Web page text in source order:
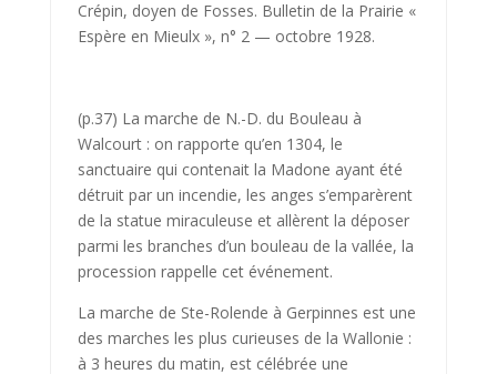
Crépin, doyen de Fosses. Bulletin de la Prairie «
Espère en Mieulx », n° 2 — octobre 1928.
(p.37) La marche de N.-D. du Bouleau à
Walcourt : on rapporte qu’en 1304, le
sanctuaire qui contenait la Madone ayant été
détruit par un incendie, les anges s’emparèrent
de la statue miraculeuse et allèrent la déposer
parmi les branches d’un bouleau de la vallée, la
procession rappelle cet événement.
La marche de Ste-Rolende à Gerpinnes est une
des marches les plus curieuses de la Wallonie :
à 3 heures du matin, est célébrée une